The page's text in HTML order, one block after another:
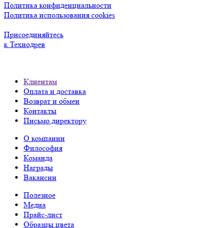
Политика конфиденциальности
Политика использования cookies
Присоединяйтесь
к Технодрев
Клиентам
Оплата и доставка
Возврат и обмен
Контакты
Письмо директору
О компании
Философия
Команда
Награды
Вакансии
Полезное
Медиа
Прайс-лист
Образцы цвета